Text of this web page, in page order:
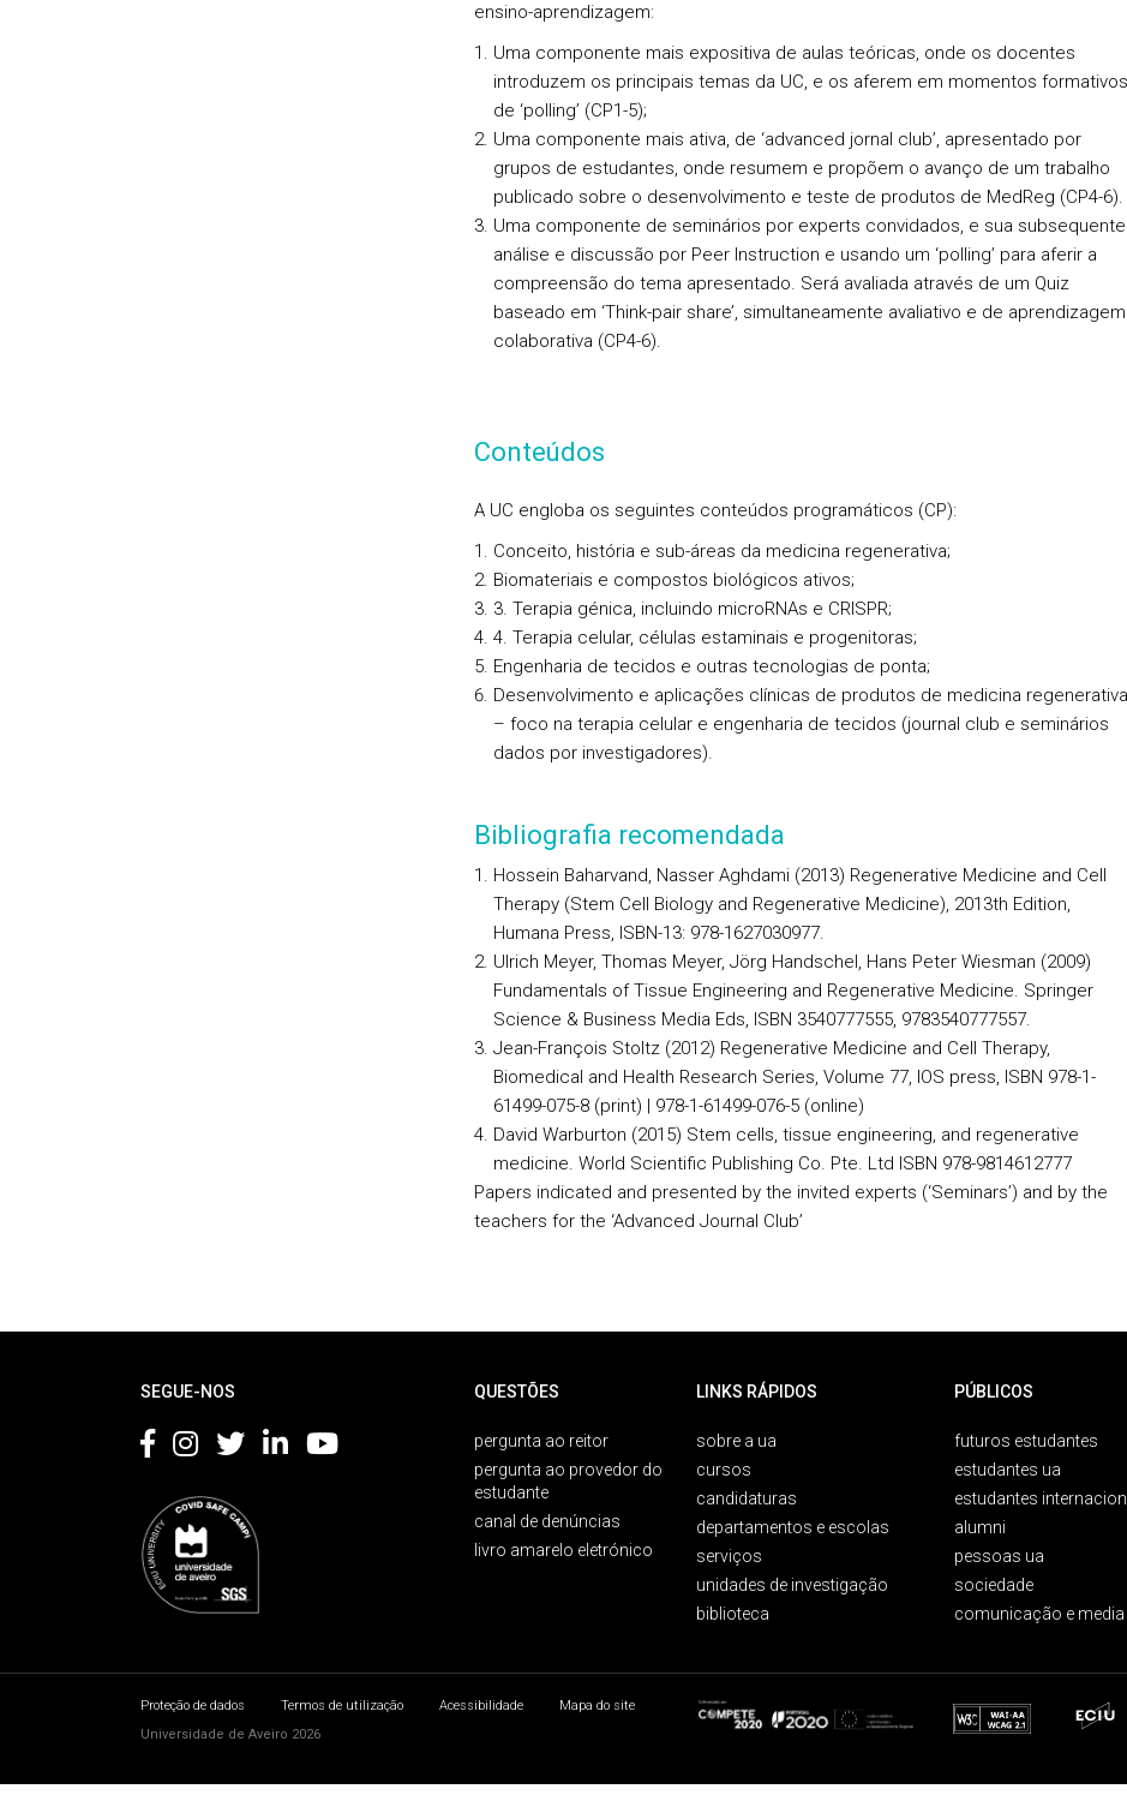
ensino-aprendizagem:
Uma componente mais expositiva de aulas teóricas, onde os docentes
introduzem os principais temas da UC, e os aferem em momentos formativos
de ‘polling’ (CP1-5);
Uma componente mais ativa, de ‘advanced jornal club’, apresentado por
grupos de estudantes, onde resumem e propõem o avanço de um trabalho
publicado sobre o desenvolvimento e teste de produtos de MedReg (CP4-6).
Uma componente de seminários por experts convidados, e sua subsequente
análise e discussão por Peer Instruction e usando um ‘polling’ para aferir a
compreensão do tema apresentado. Será avaliada através de um Quiz
baseado em ‘Think-pair share’, simultaneamente avaliativo e de aprendizagem
colaborativa (CP4-6).
Conteúdos
A UC engloba os seguintes conteúdos programáticos (CP):
Conceito, história e sub-áreas da medicina regenerativa;
Biomateriais e compostos biológicos ativos;
3. Terapia génica, incluindo microRNAs e CRISPR;
4. Terapia celular, células estaminais e progenitoras;
Engenharia de tecidos e outras tecnologias de ponta;
Desenvolvimento e aplicações clínicas de produtos de medicina regenerativa
– foco na terapia celular e engenharia de tecidos (journal club e seminários
dados por investigadores).
Bibliografia recomendada
Hossein Baharvand, Nasser Aghdami (2013) Regenerative Medicine and Cell
Therapy (Stem Cell Biology and Regenerative Medicine), 2013th Edition,
Humana Press, ISBN-13: 978-1627030977.
Ulrich Meyer, Thomas Meyer, Jörg Handschel, Hans Peter Wiesman (2009)
Fundamentals of Tissue Engineering and Regenerative Medicine. Springer
Science & Business Media Eds, ISBN 3540777555, 9783540777557.
Jean-François Stoltz (2012) Regenerative Medicine and Cell Therapy,
Biomedical and Health Research Series, Volume 77, IOS press, ISBN 978-1-
61499-075-8 (print) | 978-1-61499-076-5 (online)
David Warburton (2015) Stem cells, tissue engineering, and regenerative
medicine. World Scientific Publishing Co. Pte. Ltd ISBN 978-9814612777
Papers indicated and presented by the invited experts (‘Seminars’) and by the
teachers for the ‘Advanced Journal Club’
SEGUE-NOS QUESTÕES
pergunta ao reitor
pergunta ao provedor do
estudante
canal de denúncias
livro amarelo eletrónico
LINKS RÁPIDOS
sobre a ua
cursos
candidaturas
departamentos e escolas
serviços
unidades de investigação
biblioteca
PÚBLICOS
futuros estudantes
estudantes ua
estudantes
alumni
pessoas ua
sociedade
comunicação e media
Proteção de dados Termos de utilização Acessibilidade
Mapa do site
Universidade de Aveiro 2026